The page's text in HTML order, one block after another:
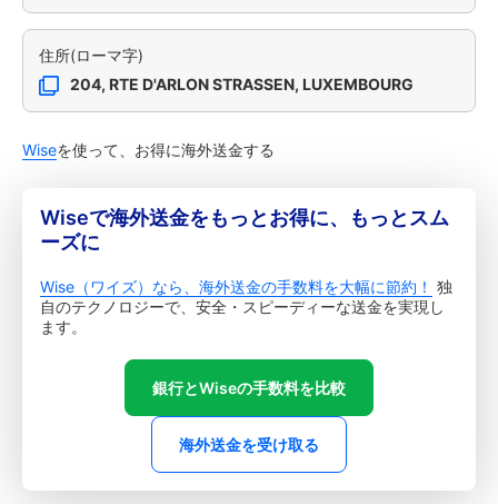
住所(ローマ字)
204, RTE D'ARLON STRASSEN, LUXEMBOURG
Wiseを使って、お得に海外送金する
Wiseで海外送金をもっとお得に、もっとスム
ーズに
Wise（ワイズ）なら、海外送金の手数料を大幅に節約！ 独
自のテクノロジーで、安全・スピーディーな送金を実現し
ます。
銀行とWiseの手数料を比較
海外送金を受け取る